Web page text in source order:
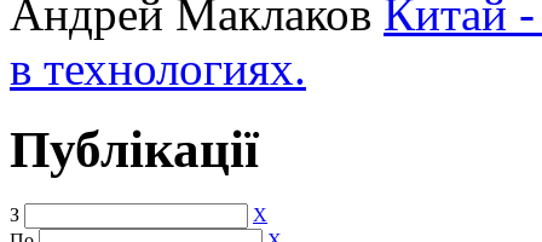
Андрей Маклаков Китай
в технологиях.
Публікації
З
X